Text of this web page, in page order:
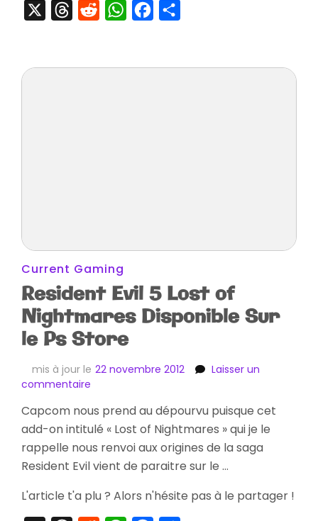
ThreadsRedditWhatsAppFacebook
Current Gaming
Resident Evil 5 Lost of
Nightmares Disponible Sur
le Ps Store
mis à jour le 22 novembre 2012
Laisser un
commentaire
Evil
5
Lost
Nightmares
Sur
le
Capcom nous prend au dépourvu puisque cet
add-on intitulé « Lost of Nightmares » qui je le
rappelle nous renvoi aux origines de la saga
Resident Evil vient de paraitre sur le …
L'article t'a plu ? Alors n'hésite pas à le partager !